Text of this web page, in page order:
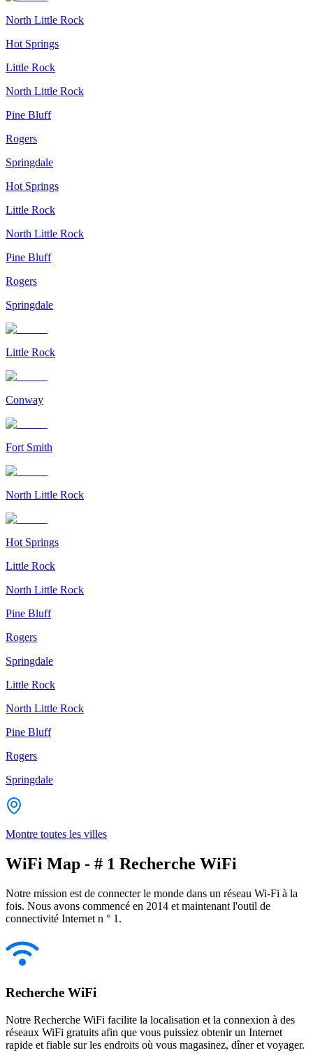
North Little Rock
Hot Springs
Little Rock
North Little Rock
Pine Bluff
Rogers
Springdale
Hot Springs
Little Rock
North Little Rock
Pine Bluff
Rogers
Springdale
Little Rock
Conway
Fort Smith
North Little Rock
Hot Springs
Little Rock
North Little Rock
Pine Bluff
Rogers
Springdale
Little Rock
North Little Rock
Pine Bluff
Rogers
Springdale
Montre toutes les villes
WiFi Map - # 1 Recherche WiFi
Notre mission est de connecter le monde dans un réseau Wi-Fi à la
fois. Nous avons commencé en 2014 et maintenant l'outil de
connectivité Internet n ° 1.
Recherche WiFi
Notre Recherche WiFi facilite la localisation et la connexion à des
réseaux WiFi gratuits afin que vous puissiez obtenir un Internet
rapide et fiable sur les endroits où vous magasinez, dîner et voyager.